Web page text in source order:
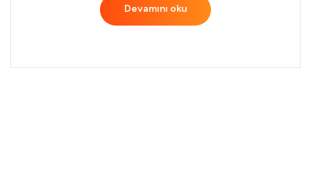
Devamını oku